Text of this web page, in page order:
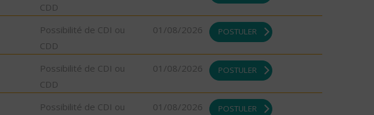
CDD
Possibilité de CDI ou
CDD
01/08/2026 POSTULER
Possibilité de CDI ou
CDD
01/08/2026 POSTULER
Possibilité de CDI ou
01/08/2026 POSTULER